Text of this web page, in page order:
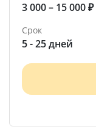
3 000 – 15 000 ₽
Срок
5 - 25 дней